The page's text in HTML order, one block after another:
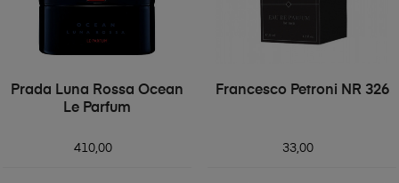
Prada Luna Rossa Ocean
Le Parfum
410,00
Francesco Petroni NR 326
33,00